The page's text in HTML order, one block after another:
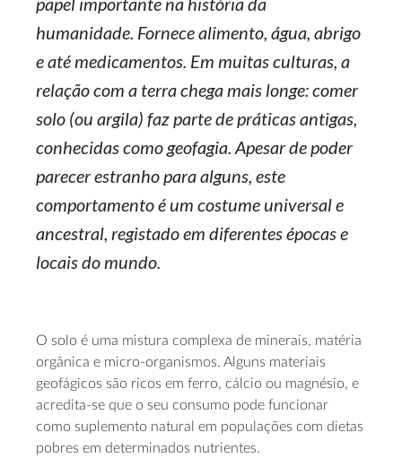
humanidade. Fornece alimento, água, abrigo
e até medicamentos. Em muitas culturas, a
relação com a terra chega mais longe: comer
solo (ou argila) faz parte de práticas antigas,
conhecidas como geofagia. Apesar de poder
parecer estranho para alguns, este
comportamento é um costume universal e
ancestral, registado em diferentes épocas e
locais do mundo.
O solo é uma mistura complexa de minerais, matéria
orgânica e micro-organismos. Alguns materiais
geofágicos são ricos em ferro, cálcio ou magnésio, e
acredita-se que o seu consumo pode funcionar
como suplemento natural em populações com dietas
pobres em determinados nutrientes.